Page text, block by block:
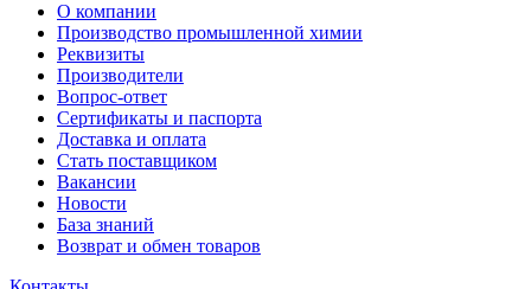
О компании
Производство промышленной химии
Реквизиты
Производители
Вопрос-ответ
Сертификаты и паспорта
Доставка и оплата
Стать поставщиком
Вакансии
Новости
База знаний
Возврат и обмен товаров